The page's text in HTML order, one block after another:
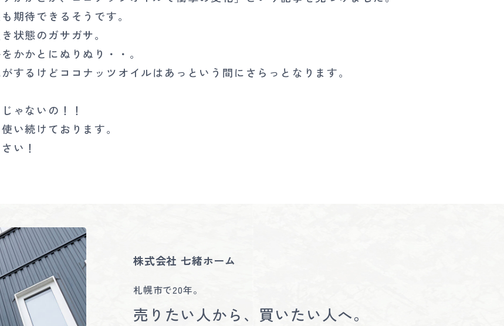
期待できるそうです。
状態のガサガサ。
かかとにぬりぬり・・。
するけどココナッツオイルはあっという間にさらっとなります。
ゃないの！！
い続けております。
い！
株式会社 七緒ホーム
札幌市で20年。
売りたい人から、買いたい人へ。